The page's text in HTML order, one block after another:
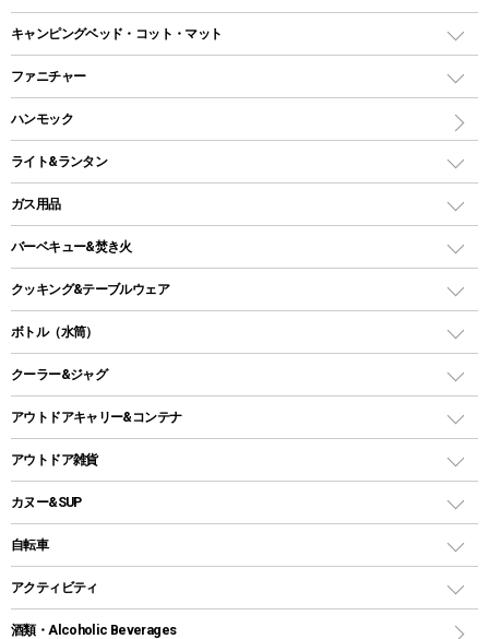
ツールームテント
ワンポールテント
シェルターテント
ロッジ型・オリジナルテント
タープ
スクエアタープ（レクタタープ）
メッシュタープ
自立式タープ
パラソル
テントアクセサリー
ペグ
グランドシート
ガイドロープ
ツール
レクタングラー型（封筒型）シュラフ
インナーシュラフ
キャンピングベッド・コット・マット
キャンピングベッド・コット
インフレータブルマット
ファニチャー
アウトドアテーブル
レジャーシート
ハンモック
ライト&ランタン
LEDランタン
ガスランタン
オイルランタン
LEDライト
ヘッドライト
キャンドル
ガス用品
ガスバーナー
ガス缶
ガストーチ、ライター
バーベキュー&焚き火
バーベキューコンロ、グリル
焚き火台タイプ（ロースタイル）グリル
卓上タイプグリル
パーティータイプグリル
鉄板、アミ
焚き火台&ストーブ
火起こし
クッキング&テーブルウェア
ダッチオーブン
ホットサンドメーカー
クッカーセット
シェラカップ
クッキングツール
ナイフ
ボトル（水筒）
ステンレスボトル
コップ付きタイプ
ワンタッチタイプ
プラスチックボトル
ディズニーボトル
クーラー&ジャグ
クーラーボックス
クーラーバッグ
ウォータージャグ
保冷剤
アウトドアキャリー&コンテナ
アウトドアキャリー
アウトドア雑貨
バックパック&バッグ
リュック、バックパック
トートバッグ、サコッシュ
ショッピングキャリー
カヌー&SUP
インフレータブル
カヤック
自転車
折りたたみ自転車
スポーツサイクル
アクティビティ
マリン
酒類・Alcoholic Beverages